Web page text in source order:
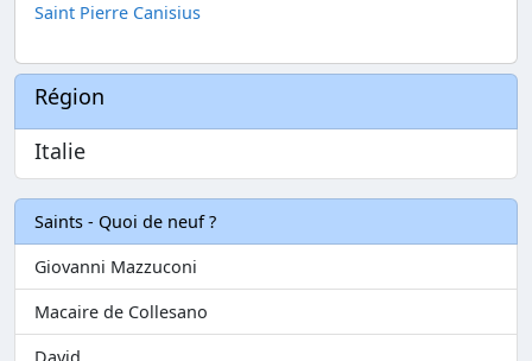
Saint Pierre Canisius
Région
Italie
Saints - Quoi de neuf ?
Giovanni Mazzuconi
Macaire de Collesano